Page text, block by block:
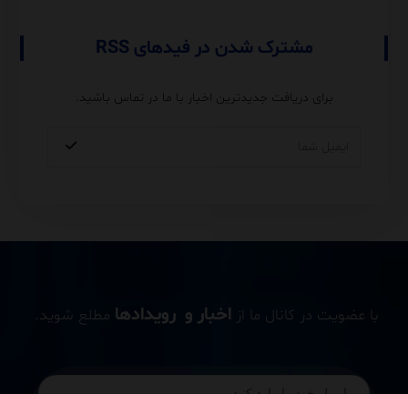
مشترک شدن در فیدهای RSS
برای دریافت جدیدترین اخبار با ما در تماس باشید.
با عضویت در کانال ما از اخبار و رویدادها مطلع شوید.